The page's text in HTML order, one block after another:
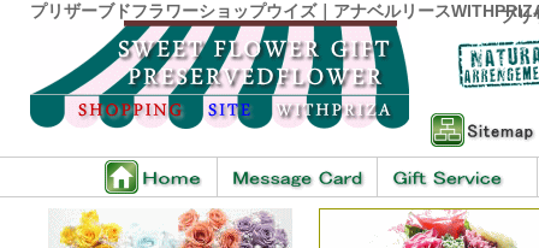
プリザーブドフラワーショップウイズ｜アナベルリース プリ